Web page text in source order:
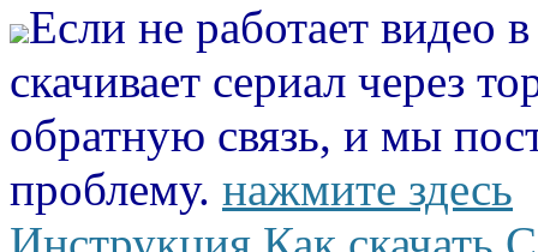
Если не работает видео
скачивает сериал через
обратную связь, и мы
проблему. нажмите здесь